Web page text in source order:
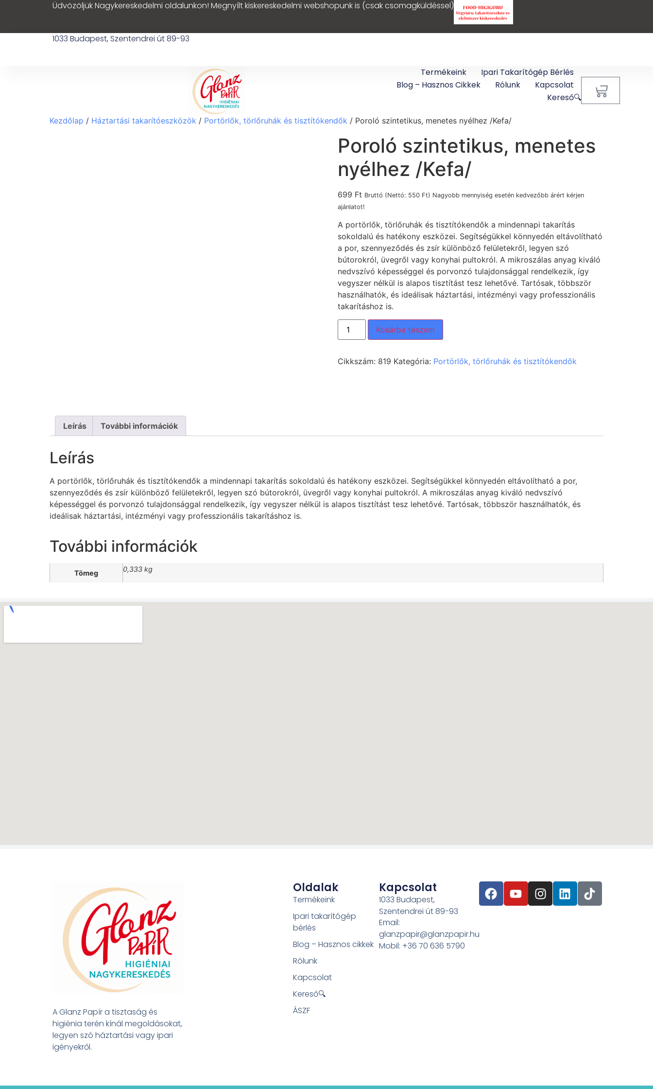
Üdvözöljük Nagykereskedelmi oldalunkon! Megnyílt kiskereskedelmi webshopunk is (csak csomagküldéssel)
1033 Budapest, Szentendrei út 89-93
Termékeink
Ipari Takarítógép Bérlés
Blog – Hasznos Cikkek
Rólunk
Kapcsolat
Kereső🔍
Kezdőlap / Háztartási takarítóeszközök / Portörlők, törlőruhák és tisztítókendők / Poroló szintetikus, menetes nyélhez /Kefa/
Poroló szintetikus, menetes
nyélhez /Kefa/
699 Ft Bruttó (Nettó: 550 Ft) Nagyobb mennyiség esetén kedvezőbb árért kérjen
ajánlatot!
A portörlők, törlőruhák és tisztítókendők a mindennapi takarítás
sokoldalú és hatékony eszközei. Segítségükkel könnyedén eltávolítható
a por, szennyeződés és zsír különböző felületekről, legyen szó
bútorokról, üvegről vagy konyhai pultokról. A mikroszálas anyag kiváló
nedvszívó képességgel és porvonzó tulajdonsággal rendelkezik, így
vegyszer nélkül is alapos tisztítást tesz lehetővé. Tartósak, többször
használhatók, és ideálisak háztartási, intézményi vagy professzionális
takarításhoz is.
Kosárba teszem
Cikkszám: 819 Kategória: Portörlők, törlőruhák és tisztítókendők
Leírás További információk
Leírás
A portörlők, törlőruhák és tisztítókendők a mindennapi takarítás sokoldalú és hatékony eszközei. Segítségükkel könnyedén eltávolítható a por,
szennyeződés és zsír különböző felületekről, legyen szó bútorokról, üvegről vagy konyhai pultokról. A mikroszálas anyag kiváló nedvszívó
képességgel és porvonzó tulajdonsággal rendelkezik, így vegyszer nélkül is alapos tisztítást tesz lehetővé. Tartósak, többször használhatók, és
ideálisak háztartási, intézményi vagy professzionális takarításhoz is.
További információk
Tömeg 0,333 kg
A Glanz Papír a tisztaság és
higiénia terén kínál megoldásokat,
legyen szó háztartási vagy ipari
igényekről.
Oldalak
Termékeink
Ipari takarítógép
bérlés
Blog – Hasznos cikkek
Rólunk
Kapcsolat
Kereső🔍
ÁSZF
Kapcsolat
1033 Budapest,
Szentendrei út 89-93
Email:
glanzpapir@glanzpapir.hu
Mobil: +36 70 636 5790